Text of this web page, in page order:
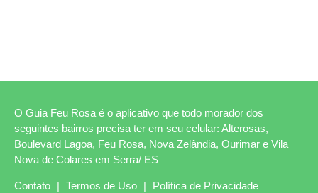
O Guia Feu Rosa é o aplicativo que todo morador dos
seguintes bairros precisa ter em seu celular: Alterosas,
Boulevard Lagoa, Feu Rosa, Nova Zelândia, Ourimar e Vila
Nova de Colares em Serra/ ES
Contato | Termos de Uso | Política de Privacidade